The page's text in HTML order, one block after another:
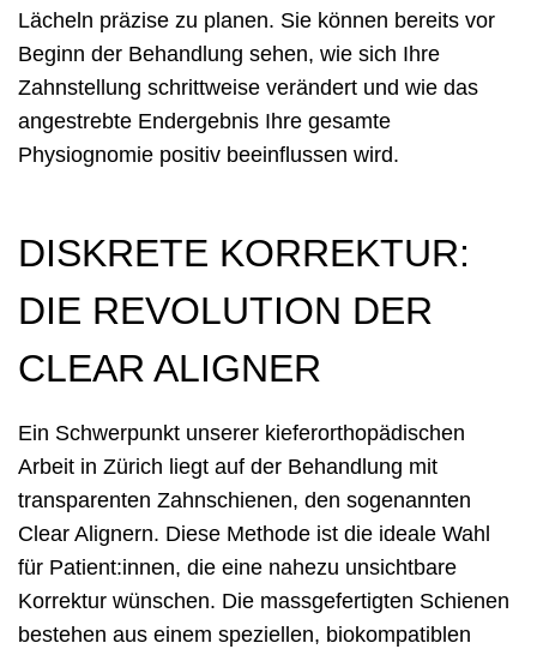
Lächeln präzise zu planen. Sie können bereits vor
Beginn der Behandlung sehen, wie sich Ihre
Zahnstellung schrittweise verändert und wie das
angestrebte Endergebnis Ihre gesamte
Physiognomie positiv beeinflussen wird.
DISKRETE KORREKTUR:
DIE REVOLUTION DER
CLEAR ALIGNER
Ein Schwerpunkt unserer kieferorthopädischen
Arbeit in Zürich liegt auf der Behandlung mit
transparenten Zahnschienen, den sogenannten
Clear Alignern. Diese Methode ist die ideale Wahl
für Patient:innen, die eine nahezu unsichtbare
Korrektur wünschen. Die massgefertigten Schienen
bestehen aus einem speziellen, biokompatiblen